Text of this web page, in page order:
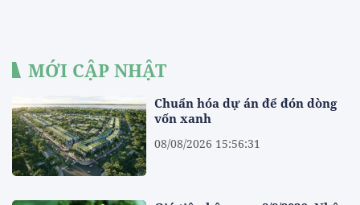
MỚI CẬP NHẬT
Chuẩn hóa dự án để đón dòng
vốn xanh
08/08/2026 15:56:31